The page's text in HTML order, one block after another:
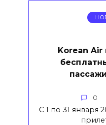
Korean Air
0
С 1 по 31 января